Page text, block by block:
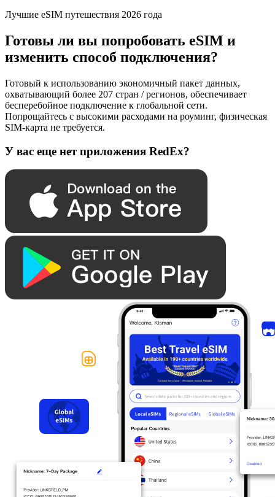
Лучшие eSIM путешествия 2026 года
Готовы ли вы попробовать eSIM и
изменить способ подключения?
Готовый к использованию экономичный пакет данных,
охватывающий более 207 стран / регионов, обеспечивает
бесперебойное подключение к глобальной сети.
Попрощайтесь с высокими расходами на роуминг, физическая
SIM-карта не требуется.
У вас еще нет приложения RedEx?